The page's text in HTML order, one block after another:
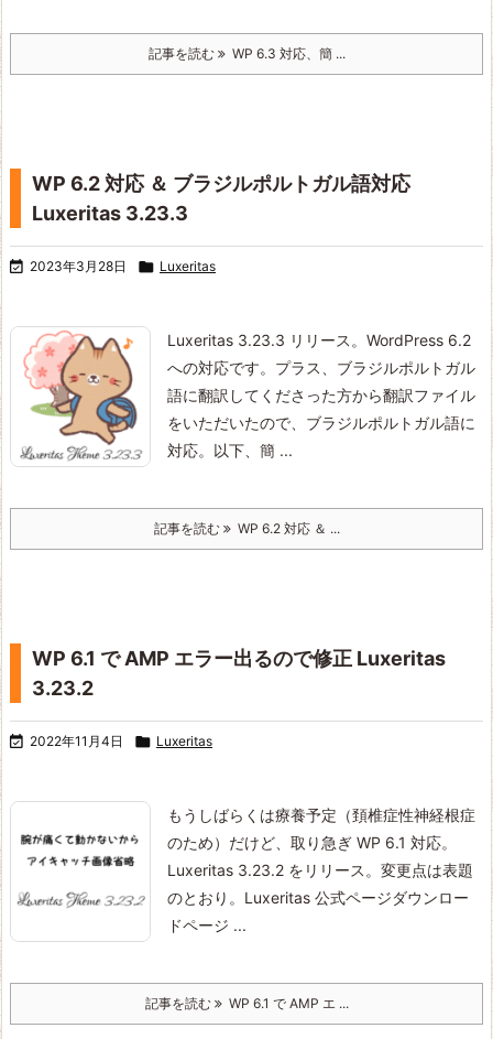
記事を読む WP 6.3 対応、簡 ...
WP 6.2 対応 ＆ ブラジルポルトガル語対応
Luxeritas 3.23.3
 2023年3月28日  Luxeritas
Luxeritas 3.23.3 リリース。 WordPress 6.2
への対応です。プラス、ブラジルポルトガル
語に翻訳してくださった方から翻訳ファイル
をいただいたので、ブラジルポルトガル語に
対応。 以下、簡 ...
記事を読む WP 6.2 対応 ＆ ...
WP 6.1 で AMP エラー出るので修正 Luxeritas
3.23.2
 2022年11月4日  Luxeritas
もうしばらくは療養予定（頚椎症性神経根症
のため）だけど、取り急ぎ WP 6.1 対応。
Luxeritas 3.23.2 をリリース。変更点は表題
のとおり。 Luxeritas 公式ページダウンロー
ドページ ...
記事を読む WP 6.1 で AMP エ ...